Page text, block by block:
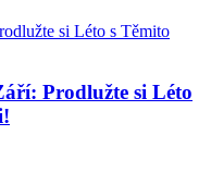
Prodlužte si Léto